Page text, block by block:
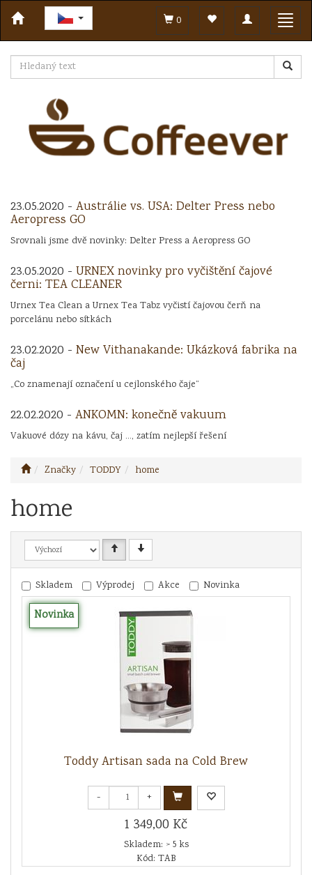
Toggle
navigation
0
23.05.2020 - Austrálie vs. USA: Delter Press nebo
Aeropress GO
Srovnali jsme dvě novinky: Delter Press a Aeropress GO
23.05.2020 - URNEX novinky pro vyčištění čajové
černi: TEA CLEANER
Urnex Tea Clean a Urnex Tea Tabz vyčistí čajovou čerň na
porcelánu nebo sítkách
23.02.2020 - New Vithanakande: Ukázková fabrika na
čaj
„Co znamenají označení u cejlonského čaje“
22.02.2020 - ANKOMN: konečně vakuum
Vakuové dózy na kávu, čaj ..., zatím nejlepší řešení
Značky TODDY home
home
Skladem Výprodej Akce Novinka
Novinka
Toddy Artisan sada na Cold Brew
- +
1 349,00 Kč
Skladem: > 5 ks
Kód: TAB